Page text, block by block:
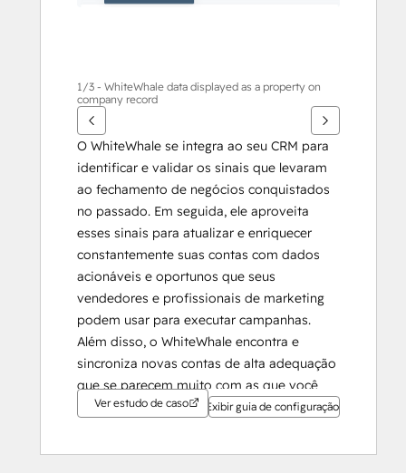
1/3 - WhiteWhale data displayed as a property on
company record
O WhiteWhale se integra ao seu CRM para
identificar e validar os sinais que levaram
ao fechamento de negócios conquistados
no passado. Em seguida, ele aproveita
esses sinais para atualizar e enriquecer
constantemente suas contas com dados
acionáveis e oportunos que seus
vendedores e profissionais de marketing
podem usar para executar campanhas.
Além disso, o WhiteWhale encontra e
sincroniza novas contas de alta adequação
que se parecem muito com as que você
conquistou no passado.
Ver estudo de caso Exibir guia de configuração